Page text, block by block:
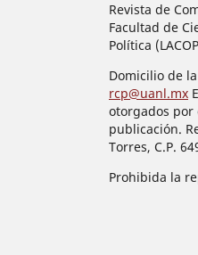
Revista de
Facultad de
Política
Domicilio de
rcp@uanl.mx
otorgados por
publicación.
Torres, C.P.
Prohibida la